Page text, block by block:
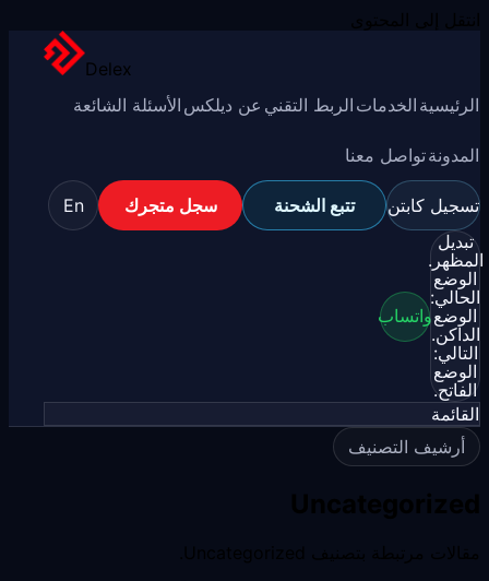
Delex
الرئيسية الخدمات الربط التقني عن ديلكس الأسئلة الشائعة
المدونةتواصل معنا
تسجيل كابتن تتبع الشحنة سجل متجرك
En
تبديل
المظهر.
الوضع
الحالي:
الوضع
الداكن.
التالي:
الوضع
الفاتح.
واتساب
القائمة
أرشيف التصنيف